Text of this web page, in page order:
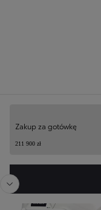
Zakup za gotówkę
211 900 zł